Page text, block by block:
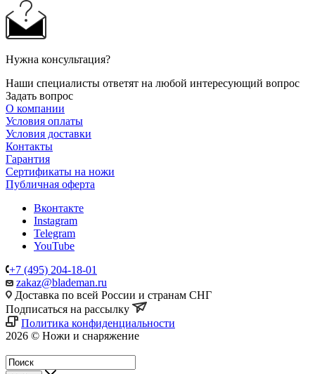
Нужна консультация?
Наши специалисты ответят на любой интересующий вопрос
Задать вопрос
О компании
Условия оплаты
Условия доставки
Контакты
Гарантия
Сертификаты на ножи
Публичная оферта
Вконтакте
Instagram
Telegram
YouTube
+7 (495) 204-18-01
zakaz@blademan.ru
Доставка по всей России и странам СНГ
Подписаться на рассылку
Политика конфиденциальности
2026 © Ножи и снаряжение